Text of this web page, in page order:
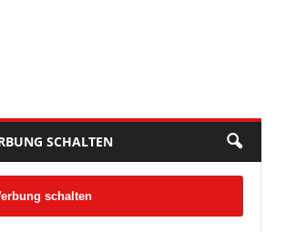
SCHALTEN
schalten